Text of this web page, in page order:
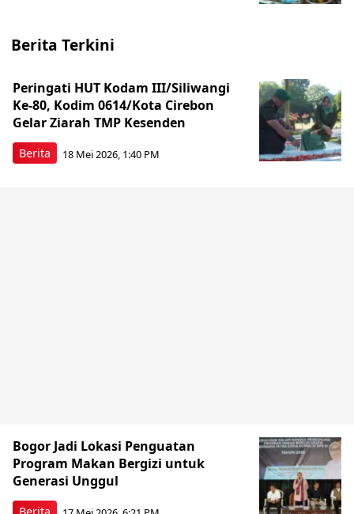
Berita Terkini
Berita
Peringati HUT Kodam III/Siliwangi
Ke-80, Kodim 0614/Kota Cirebon
Gelar Ziarah TMP Kesenden
18 Mei 2026, 1:40 PM
Bogor Jadi Lokasi Penguatan
Program Makan Bergizi untuk
Generasi Unggul